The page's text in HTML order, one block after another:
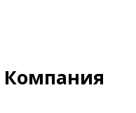
Компания